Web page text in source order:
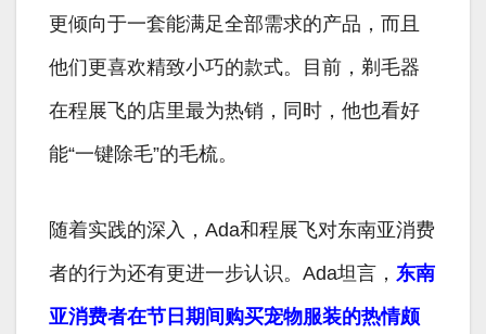
更倾向于一套能满足全部需求的产品，而且
他们更喜欢精致小巧的款式。目前，剃毛器
在程展飞的店里最为热销，同时，他也看好
能“一键除毛”的毛梳。
随着实践的深入，Ada和程展飞对东南亚消费
者的行为还有更进一步认识。Ada坦言， 东南
亚消费者在节日期间购买宠物服装的热情颇